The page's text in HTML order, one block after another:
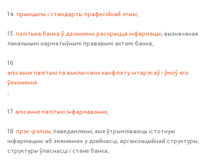
14.прынцыпы і стандарты прафесійнай этыкі;
15.палітыка банка ў дачыненні раскрыцця інфармацыі, вызначаная
лакальнымі нарматыўнымі прававымі актамі банка;
16.
апісанне палітыкі па выключэнні канфлікту інтарэсаў і ўмоў яго
ўзнікнення
;
17. апісанне палітыкі інфармавання;
18.прэс-рэлізы, паведамленні, якія ўтрымліваюць істотную
інфармацыю аб змяненнях у дзейнасці, арганізацыйнай структуры,
структуры ўласнасці і стане банка;